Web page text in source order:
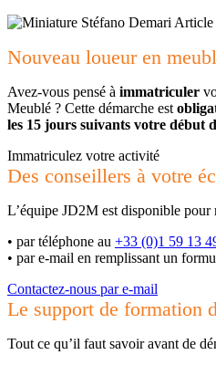
Article
Nouveau loueur en
Avez-vous pensé à immatriculer
Meublé ? Cette démarche est
les 15 jours suivants votre début
Immatriculez votre activité
Des conseillers à votre
L’équipe JD2M est disponible pour
• par téléphone au +33 (0)1 59 13
• par e-mail en remplissant un
Contactez-nous par e-mail
Le support de formation
Tout ce qu’il faut savoir avant de